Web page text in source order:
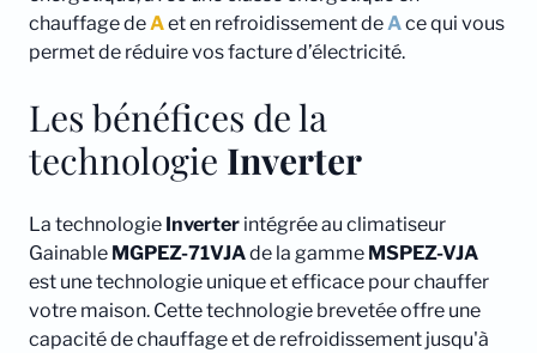
chauffage deAet en refroidissement deAce qui vous
permet de réduire vos facture d’électricité.
Les bénéfices de la
technologie Inverter
La technologie Inverter intégrée au climatiseur
Gainable MGPEZ-71VJAde la gamme MSPEZ-VJA
est une technologie unique et efficace pour chauffer
votre maison. Cette technologie brevetée offre une
capacité de chauffage et de refroidissement jusqu'à